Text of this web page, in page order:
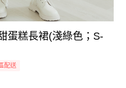
蛋糕長裙(淺綠色；S-
配送